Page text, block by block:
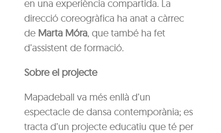
en una experiència compartida. La
direcció coreogràfica ha anat a càrrec
de Marta Móra, que també ha fet
d’assistent de formació.
Sobre el projecte
Mapadeball va més enllà d’un
espectacle de dansa contemporània; es
tracta d’un projecte educatiu que té per